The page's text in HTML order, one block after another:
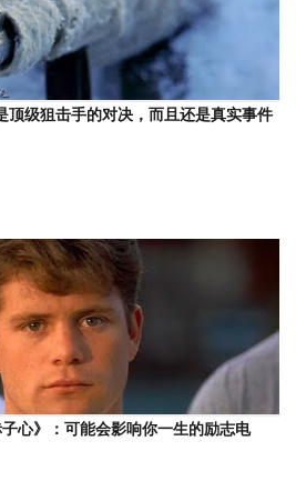
顶级狙击手的对决，而且还是真实事件
心》：可能会影响你一生的励志电